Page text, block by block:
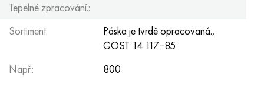
Tepelné zpracování.:
Sortiment:
Páska je tvrdě opracovaná.,
GOST 14 117−85
Např.:
800